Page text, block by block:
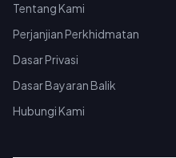
Tentang Kami
Perjanjian Perkhidmatan
Dasar Privasi
Dasar Bayaran Balik
Hubungi Kami